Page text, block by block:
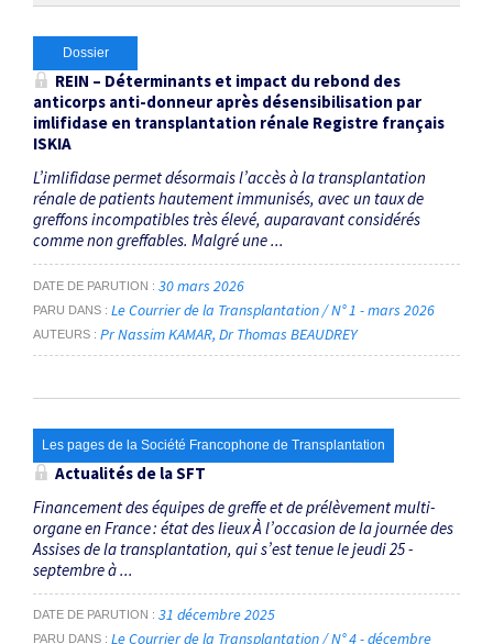
Dossier
REIN – Déterminants et impact du rebond des
anticorps anti-donneur après désensibilisation par
imlifidase en transplantation rénale Registre français
ISKIA
L’imlifidase permet désormais l’accès à la transplantation
rénale de patients hautement immunisés, avec un taux de
greffons incompatibles très élevé, auparavant considérés
comme non greffables. Malgré une ...
DATE DE PARUTION 30 mars 2026
PARU DANS Le Courrier de la Transplantation / N° 1 - mars 2026
AUTEURS Pr Nassim KAMAR Dr Thomas BEAUDREY
Les pages de la Société Francophone de Transplantation
Actualités de la SFT
Financement des équipes de greffe et de ­prélèvement multi­-
organe en France : état des lieux À l’occasion de la journée des
Assises de la transplantation, qui s’est tenue le jeudi 25 ­
septembre à ...
DATE DE PARUTION 31 décembre 2025
PARU DANS
Le Courrier de la Transplantation / N° 4 - décembre